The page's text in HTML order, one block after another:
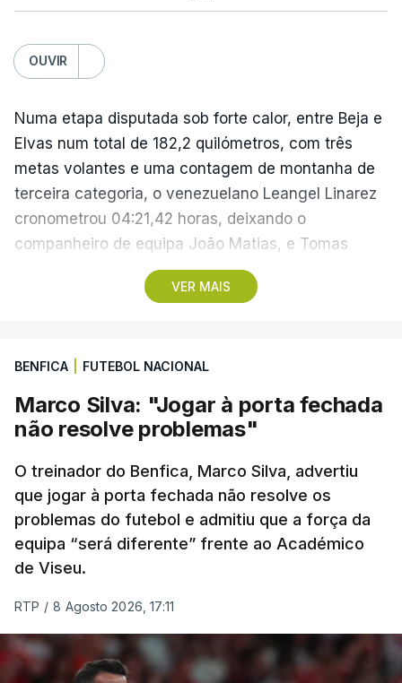
OUVIR
VER MAIS
Numa etapa disputada sob forte calor, entre Beja e
Elvas num total de 182,2 quilómetros, com três
metas volantes e uma contagem de montanha de
terceira categoria, o venezuelano Leangel Linarez
cronometrou 04:21,42 horas, deixando o
companheiro de equipa João Matias, e Tomas
Contte, da Aviludo-Louletano-Loulé, nas segunda e
terceira posições, respetivamente.
primeira chegada em alto, à Torre na Serra da
Estrela, a 1.961 metros de altitude, que pode criar
diferenças significativas na classificação geral,
após um trajeto de 154,6 quilómetros, com início
em Figueiró dos Vinhos, que inclui três contagens
de montanha de terceira categoria e uma de
segunda antes da subida final, a única de
categoria especial na prova.
BENFICA FUTEBOL NACIONAL
Marco Silva: "Jogar à porta fechada
não resolve problemas"
O treinador do Benfica, Marco Silva, advertiu
que jogar à porta fechada não resolve os
problemas do futebol e admitiu que a força da
equipa “será diferente” frente ao Académico
de Viseu.
RTP / 8 Agosto 2026, 17:11